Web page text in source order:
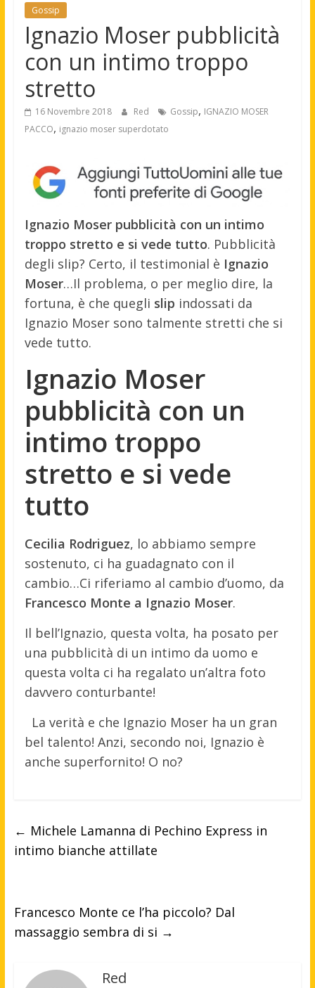
Gossip
Ignazio Moser pubblicità
con un intimo troppo
stretto
16 Novembre 2018 Red Gossip, IGNAZIO MOSER
PACCO, ignazio moser superdotato
Ignazio Moser pubblicità con un intimo
troppo stretto e si vede tutto. Pubblicità
degli slip? Certo, il testimonial è Ignazio
Moser…Il problema, o per meglio dire, la
fortuna, è che quegli slip indossati da
Ignazio Moser sono talmente stretti che si
vede tutto.
Ignazio Moser
pubblicità con un
intimo troppo
stretto e si vede
tutto
Cecilia Rodriguez, lo abbiamo sempre
sostenuto, ci ha guadagnato con il
cambio…Ci riferiamo al cambio d’uomo, da
Francesco Monte a Ignazio Moser.
Il bell’Ignazio, questa volta, ha posato per
una pubblicità di un intimo da uomo e
questa volta ci ha regalato un’altra foto
davvero conturbante!
La verità e che Ignazio Moser ha un gran
bel talento! Anzi, secondo noi, Ignazio è
anche superfornito! O no?
← Michele Lamanna di Pechino Express in
intimo bianche attillate
Francesco Monte ce l’ha piccolo? Dal
massaggio sembra di si →
Red